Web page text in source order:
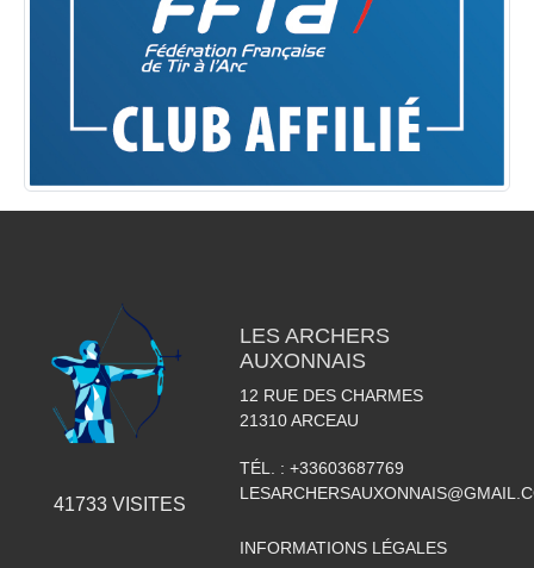
41733VISITES
LES ARCHERS
AUXONNAIS
12 RUE DES CHARMES
21310 ARCEAU
TÉL. : +33603687769
INFORMATIONS LÉGALES